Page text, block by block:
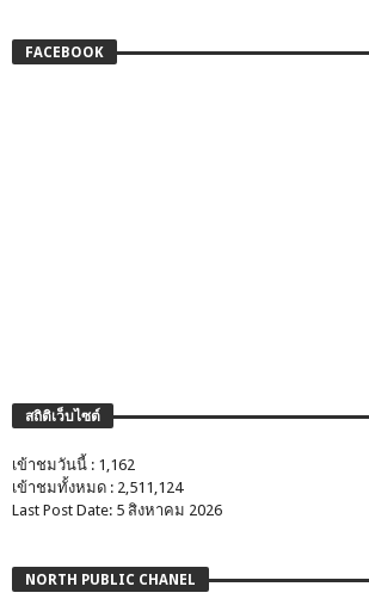
FACEBOOK
สถิติเว็บไซต์
เข้าชมวันนี้ : 1,162
เข้าชมทั้งหมด : 2,511,124
Last Post Date: 5 สิงหาคม 2026
NORTH PUBLIC CHANEL